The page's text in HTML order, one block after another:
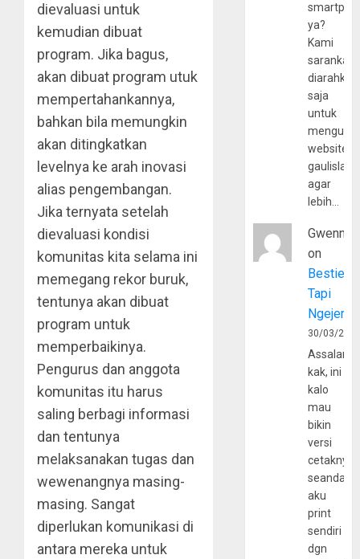
dievaluasi untuk
kemudian dibuat
program. Jika bagus,
akan dibuat program utuk
mempertahankannya,
bahkan bila memungkin
akan ditingkatkan
levelnya ke arah inovasi
alias pengembangan.
Jika ternyata setelah
dievaluasi kondisi
komunitas kita selama ini
memegang rekor buruk,
tentunya akan dibuat
program untuk
memperbaikinya.
Pengurus dan anggota
komunitas itu harus
saling berbagi informasi
dan tentunya
melaksanakan tugas dan
wewenangnya masing-
masing. Sangat
diperlukan komunikasi di
antara mereka untuk
ya?
Kami
sarankan,
diarahkan
saja
untuk
website
agar
lebih…
Gwenny
on
Bestie
Tapi
30/03/
kak, ini
kalo
mau
bikin
versi
cetaknya
aku
print
sendiri
dgn